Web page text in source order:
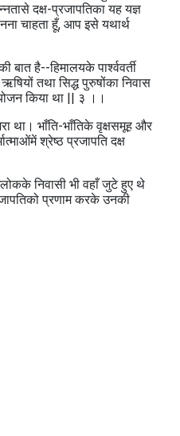
दक्ष-प्रजापतिका यह यज्ञ
चाहता हूँ, आप इसे यथार्थ
है--हिमालयके पार्श्ववर्ती
ऋषियों तथा सिद्ध पुरुषोंका निवास
किया था || ३ ।।
था। भाँति-भाँतिके वृक्षसमूह और
श्रेष्ठ प्रजापति दक्ष
निवासी भी वहाँ जुटे हुए थे
प्रणाम करके उनकी